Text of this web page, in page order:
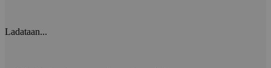
Ladataan...